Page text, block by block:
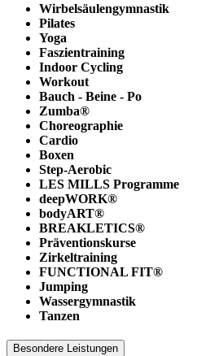
Wirbelsäulengymnastik
Pilates
Yoga
Faszientraining
Indoor Cycling
Workout
Bauch - Beine - Po
Zumba®
Choreographie
Cardio
Boxen
Step-Aerobic
LES MILLS Programme
deepWORK®
bodyART®
BREAKLETICS®
Präventionskurse
Zirkeltraining
FUNCTIONAL FIT®
Jumping
Wassergymnastik
Tanzen
Besondere Leistungen